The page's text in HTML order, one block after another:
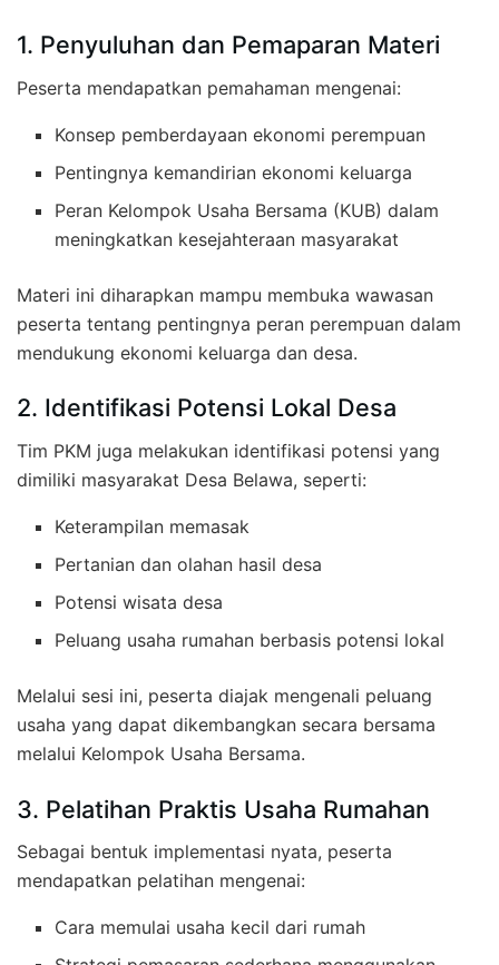
1. Penyuluhan dan Pemaparan Materi
Peserta mendapatkan pemahaman mengenai:
Konsep pemberdayaan ekonomi perempuan
Pentingnya kemandirian ekonomi keluarga
Peran Kelompok Usaha Bersama (KUB) dalam
meningkatkan kesejahteraan masyarakat
Materi ini diharapkan mampu membuka wawasan
peserta tentang pentingnya peran perempuan dalam
mendukung ekonomi keluarga dan desa.
2. Identifikasi Potensi Lokal Desa
Tim PKM juga melakukan identifikasi potensi yang
dimiliki masyarakat Desa Belawa, seperti:
Keterampilan memasak
Pertanian dan olahan hasil desa
Potensi wisata desa
Peluang usaha rumahan berbasis potensi lokal
Melalui sesi ini, peserta diajak mengenali peluang
usaha yang dapat dikembangkan secara bersama
melalui Kelompok Usaha Bersama.
3. Pelatihan Praktis Usaha Rumahan
Sebagai bentuk implementasi nyata, peserta
mendapatkan pelatihan mengenai:
Cara memulai usaha kecil dari rumah